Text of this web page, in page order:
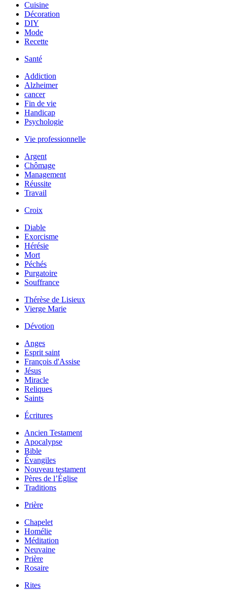
Cuisine
Décoration
DIY
Mode
Recette
Santé
Addiction
Alzheimer
cancer
Fin de vie
Handicap
Psychologie
Vie professionnelle
Argent
Chômage
Management
Réussite
Travail
Croix
Diable
Exorcisme
Hérésie
Mort
Péchés
Purgatoire
Souffrance
Thérèse de Lisieux
Vierge Marie
Dévotion
Anges
Esprit saint
François d'Assise
Jésus
Miracle
Reliques
Saints
Écritures
Ancien Testament
Apocalypse
Bible
Évangiles
Nouveau testament
Pères de l’Église
Traditions
Prière
Chapelet
Homélie
Méditation
Neuvaine
Prière
Rosaire
Rites